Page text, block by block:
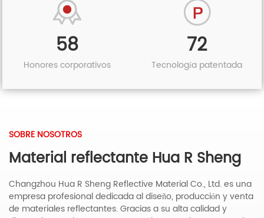
58
Honores corporativos
72
Tecnología patentada
SOBRE NOSOTROS
Material reflectante Hua R Sheng
Changzhou Hua R Sheng Reflective Material Co., Ltd. es una
empresa profesional dedicada al diseño, producción y venta
de materiales reflectantes. Gracias a su alta calidad y